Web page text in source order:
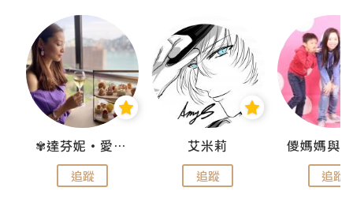
✾達芬妮•愛孩子•愛生活✾
追蹤
艾米莉
追蹤 追蹤